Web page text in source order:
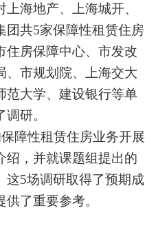
海地产、上海城开、
团共5家保障性租赁住房
住房保障中心、市发改
、市规划院、上海交大
范大学、建设银行等单
研。
障性租赁住房业务开展
绍，并就课题组提出的
这5场调研取得了预期成
了重要参考。